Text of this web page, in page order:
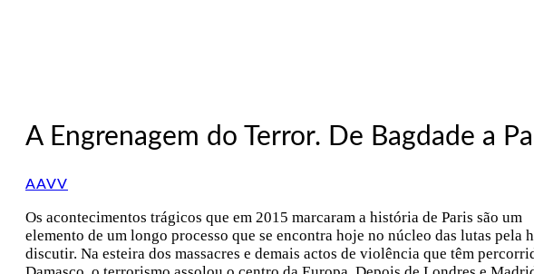
A Engrenagem do Terror. De Bagdade a
AAVV
Os acontecimentos trágicos que em 2015 marcaram a história de Paris são um
elemento de um longo processo que se encontra hoje no núcleo das lutas
discutir. Na esteira dos massacres e demais actos de violência que têm